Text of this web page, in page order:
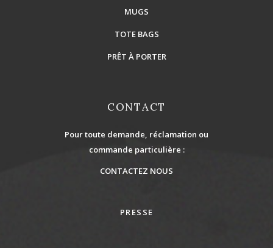
MUGS
TOTE BAGS
PRÊT À PORTER
CONTACT
Pour toute demande, réclamation ou
commande particulière :
CONTACTEZ NOUS
PRESSE